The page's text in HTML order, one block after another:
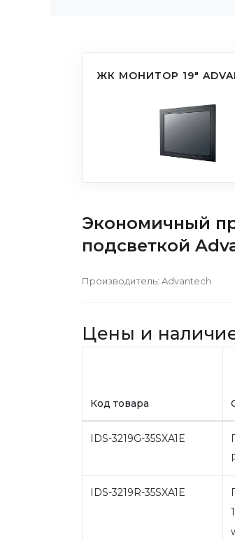
ЖК МОНИТОР 19"
Экономичный
подсветкой
Производитель: Advantech
Цены и
Код товара
IDS-3219G-35SXA1E
IDS-3219R-35SXA1E